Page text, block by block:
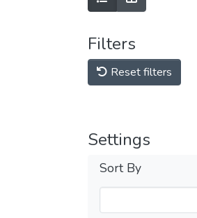
Filters
Reset filters
Settings
Sort By